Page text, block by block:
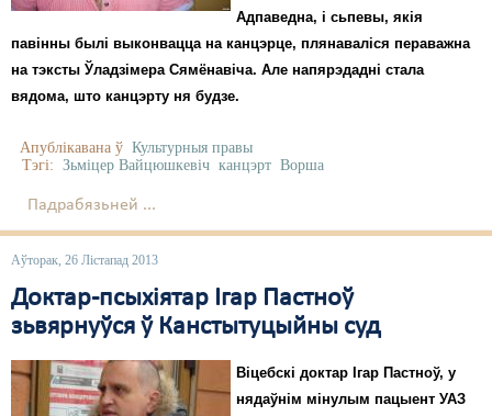
Адпаведна, і сьпевы, якія
павінны былі выконвацца на канцэрце, плянаваліся пераважна
на тэксты Ўладзімера Сямёнавіча. Але напярэдадні стала
вядома, што канцэрту ня будзе.
Апублікавана ў Культурныя правы
Тэгі: Зьміцер Вайцюшкевіч канцэрт Ворша
Падрабязьней ...
Аўторак, 26 Лістапад 2013
Доктар-псыхіятар Ігар Пастноў
зьвярнуўся ў Канстытуцыйны суд
Віцебскі доктар Ігар Пастноў, у
нядаўнім мінулым пацыент УАЗ